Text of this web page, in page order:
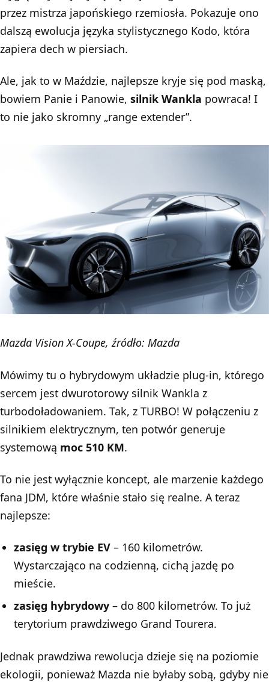
przez mistrza japońskiego rzemiosła. Pokazuje ono
dalszą ewolucja języka stylistycznego Kodo, która
zapiera dech w piersiach.
Ale, jak to w Maździe, najlepsze kryje się pod maską,
bowiem Panie i Panowie, silnik Wankla powraca! I
to nie jako skromny „range extender”.
Mazda Vision X-Coupe, źródło: Mazda
Mówimy tu o hybrydowym układzie plug-in, którego
sercem jest dwurotorowy silnik Wankla z
turbodoładowaniem. Tak, z TURBO! W połączeniu z
silnikiem elektrycznym, ten potwór generuje
systemową moc 510 KM.
To nie jest wyłącznie koncept, ale marzenie każdego
fana JDM, które właśnie stało się realne. A teraz
najlepsze:
zasięg w trybie EV – 160 kilometrów.
Wystarczająco na codzienną, cichą jazdę po
mieście.
zasięg hybrydowy – do 800 kilometrów. To już
terytorium prawdziwego Grand Tourera.
Jednak prawdziwa rewolucja dzieje się na poziomie
ekologii, ponieważ Mazda nie byłaby sobą, gdyby nie